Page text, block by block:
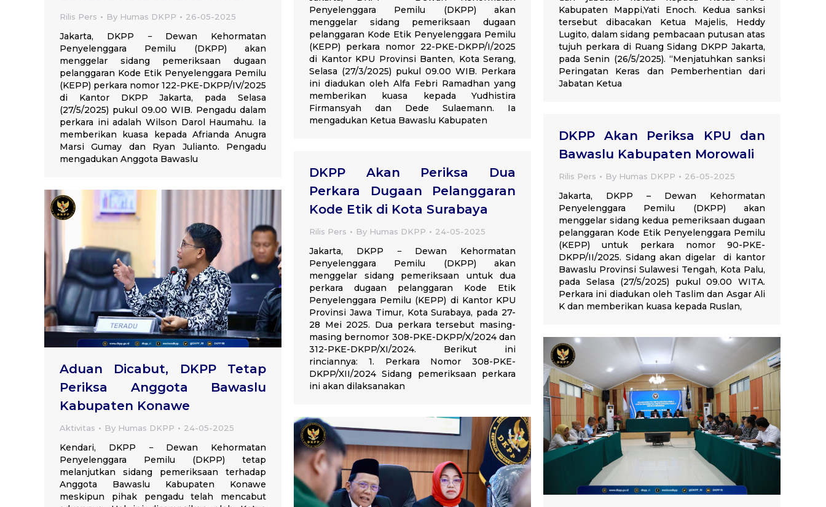
Penyelenggara Pemilu (DKPP) akan
menggelar sidang pemeriksaan dugaan
pelanggaran Kode Etik Penyelenggara Pemilu
(KEPP) perkara nomor 22-PKE-DKPP/I/2025
di Kantor KPU Provinsi Banten, Kota Serang,
Selasa (27/3/2025) pukul 09.00 WIB. Perkara
ini diadukan oleh Alfa Febri Ramadhan yang
memberikan kuasa kepada Yudhistira
Firmansyah dan Dede Sulaemann. Ia
mengadukan Ketua Bawaslu Kabupaten
Kabupaten Mappi,Yati Enoch. Kedua sanksi
tersebut dibacakan Ketua Majelis, Heddy
Lugito, dalam sidang pembacaan putusan atas
tujuh perkara di Ruang Sidang DKPP Jakarta,
pada Senin (26/5/2025). “Menjatuhkan sanksi
Peringatan Keras dan Pemberhentian dari
Jabatan Ketua
Rilis Pers By Humas DKPP 26-05-2025
Jakarta, DKPP − Dewan Kehormatan
Penyelenggara Pemilu (DKPP) akan
menggelar sidang pemeriksaan dugaan
pelanggaran Kode Etik Penyelenggara Pemilu
(KEPP) perkara nomor 122-PKE-DKPP/IV/2025
di Kantor DKPP Jakarta, pada Selasa
(27/5/2025) pukul 09.00 WIB. Pengadu dalam
perkara ini adalah Wilson Darol Haumahu. Ia
memberikan kuasa kepada Afrianda Anugra
Marsi Gumay dan Ryan Julianto. Pengadu
mengadukan Anggota Bawaslu
DKPP Akan Periksa KPU dan
Bawaslu Kabupaten Morowali
Rilis Pers By Humas DKPP 26-05-2025
Jakarta, DKPP – Dewan Kehormatan
Penyelenggara Pemilu (DKPP) akan
menggelar sidang kedua pemeriksaan dugaan
pelanggaran Kode Etik Penyelenggara Pemilu
(KEPP) untuk perkara nomor 90-PKE-
DKPP/II/2025. Sidang akan digelar di kantor
Bawaslu Provinsi Sulawesi Tengah, Kota Palu,
pada Selasa (27/5/2025) pukul 09.00 WITA.
Perkara ini diadukan oleh Taslim dan Asgar Ali
K dan memberikan kuasa kepada Ruslan,
DKPP Akan Periksa Dua
Perkara Dugaan Pelanggaran
Kode Etik di Kota Surabaya
Rilis Pers By Humas DKPP 24-05-2025
Jakarta, DKPP − Dewan Kehormatan
Penyelenggara Pemilu (DKPP) akan
menggelar sidang pemeriksaan untuk dua
perkara dugaan pelanggaran Kode Etik
Penyelenggara Pemilu (KEPP) di Kantor KPU
Provinsi Jawa Timur, Kota Surabaya, pada 27-
28 Mei 2025. Dua perkara tersebut masing-
masing bernomor 308-PKE-DKPP/X/2024 dan
312-PKE-DKPP/XI/2024. Berikut ini
rinciannya: 1. Perkara Nomor 308-PKE-
DKPP/XII/2024 Sidang pemeriksaan perkara
ini akan dilaksanakan
Aduan Dicabut, DKPP Tetap
Periksa Anggota Bawaslu
Kabupaten Konawe
Aktivitas By Humas DKPP 24-05-2025
Kendari, DKPP − Dewan Kehormatan
Penyelenggara Pemilu (DKPP) tetap
melanjutkan sidang pemeriksaan terhadap
Anggota Bawaslu Kabupaten Konawe
meskipun pihak pengadu telah mencabut